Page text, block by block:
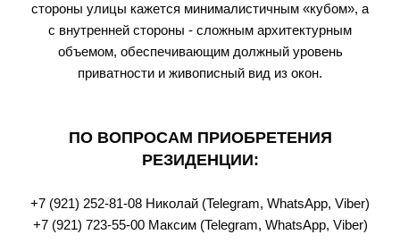
стороны улицы кажется минималистичным «кубом», а
с внутренней стороны - сложным архитектурным
объемом, обеспечивающим должный уровень
приватности и живописный вид из окон.
ПО ВОПРОСАМ ПРИОБРЕТЕНИЯ
РЕЗИДЕНЦИИ:
+7 (921) 252-81-08 Николай (Telegram, WhatsАpp, Viber)
+7 (921) 723-55-00Максим (Telegram, WhatsАpp, Viber)